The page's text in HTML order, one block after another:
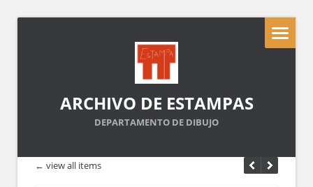
ARCHIVO DE ESTAMPAS
DEPARTAMENTO DE DIBUJO
← view all items